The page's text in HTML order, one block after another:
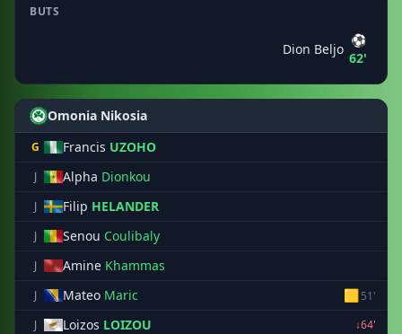
BUTS
Dion Beljo
⚽
62'
Omonia Nikosia
G Francis UZOHO
J Alpha Dionkou
J Filip HELANDER
J Senou Coulibaly
J Amine Khammas
J Mateo Maric 🟨51'
J
Loizos LOIZOU
↓64'